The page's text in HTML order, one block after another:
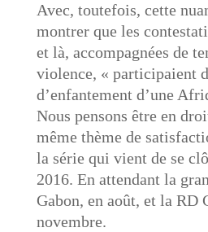
Avec, toutefois, cette
montrer que les
et là, accompagnées de
violence, « participaient
d’enfantement d’une
Nous pensons être en
même thème de
la série qui vient de se
2016. En attendant la
Gabon, en août, et la RD
novembre.